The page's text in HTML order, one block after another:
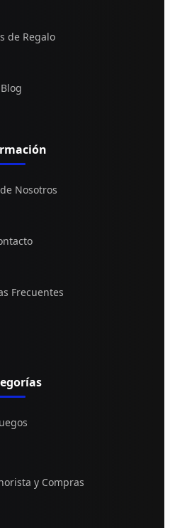
de Regalo
Blog
Nosotros
Frecuentes
y Compras